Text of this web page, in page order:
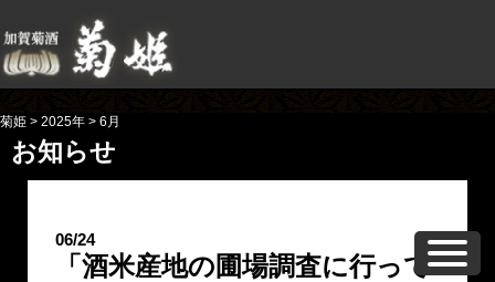
菊姫 > 2025年 > 6月
お知らせ
06/24
「酒米産地の圃場調査に行って